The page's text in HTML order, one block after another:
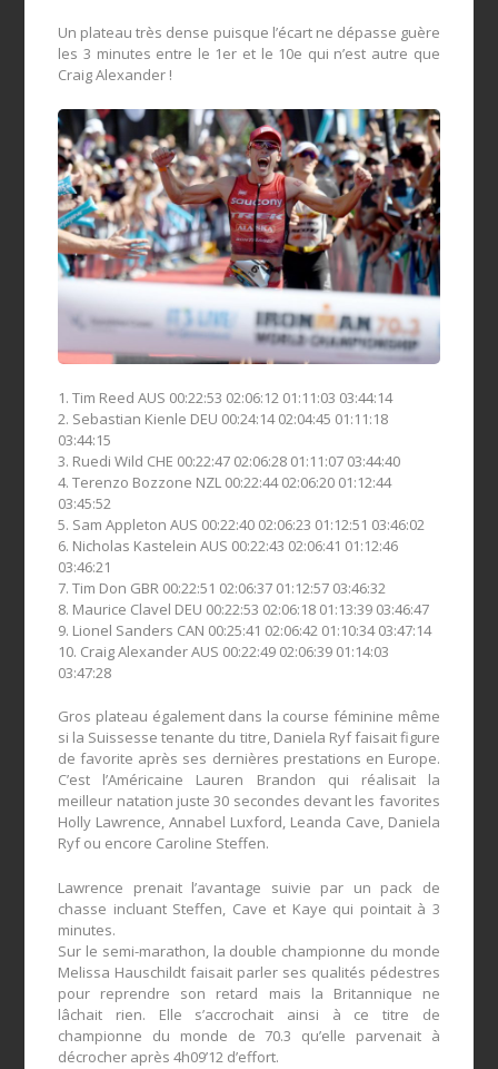
Un plateau très dense puisque l’écart ne dépasse guère
les 3 minutes entre le 1er et le 10e qui n’est autre que
Craig Alexander !
1. Tim Reed AUS 00:22:53 02:06:12 01:11:03 03:44:14
2. Sebastian Kienle DEU 00:24:14 02:04:45 01:11:18
03:44:15
3. Ruedi Wild CHE 00:22:47 02:06:28 01:11:07 03:44:40
4. Terenzo Bozzone NZL 00:22:44 02:06:20 01:12:44
03:45:52
5. Sam Appleton AUS 00:22:40 02:06:23 01:12:51 03:46:02
6. Nicholas Kastelein AUS 00:22:43 02:06:41 01:12:46
03:46:21
7. Tim Don GBR 00:22:51 02:06:37 01:12:57 03:46:32
8. Maurice Clavel DEU 00:22:53 02:06:18 01:13:39 03:46:47
9. Lionel Sanders CAN 00:25:41 02:06:42 01:10:34 03:47:14
10. Craig Alexander AUS 00:22:49 02:06:39 01:14:03
03:47:28
Gros plateau également dans la course féminine même
si la Suissesse tenante du titre, Daniela Ryf faisait figure
de favorite après ses dernières prestations en Europe.
C’est l’Américaine Lauren Brandon qui réalisait la
meilleur natation juste 30 secondes devant les favorites
Holly Lawrence, Annabel Luxford, Leanda Cave, Daniela
Ryf ou encore Caroline Steffen.
Lawrence prenait l’avantage suivie par un pack de
chasse incluant Steffen, Cave et Kaye qui pointait à 3
minutes.
Sur le semi-marathon, la double championne du monde
Melissa Hauschildt faisait parler ses qualités pédestres
pour reprendre son retard mais la Britannique ne
lâchait rien. Elle s’accrochait ainsi à ce titre de
championne du monde de 70.3 qu’elle parvenait à
décrocher après 4h09’12 d’effort.